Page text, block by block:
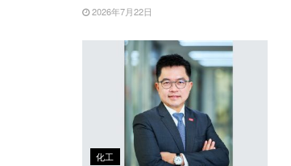
2026年7月22日
化工